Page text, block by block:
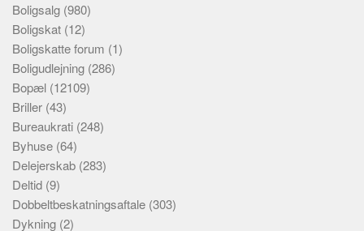
Boligsalg (980)
Boligskat (12)
Boligskatte forum (1)
Boligudlejning (286)
Bopæl (12109)
Briller (43)
Bureaukrati (248)
Byhuse (64)
Delejerskab (283)
Deltid (9)
Dobbeltbeskatningsaftale (303)
Dykning (2)